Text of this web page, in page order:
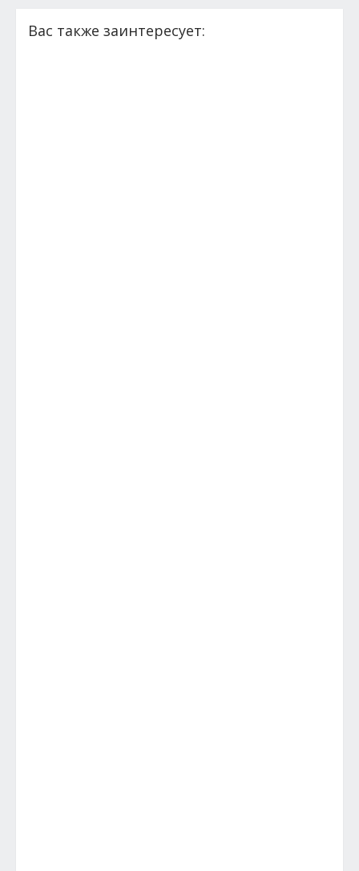
Вас также заинтересует: